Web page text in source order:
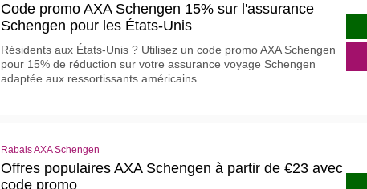
Code promo AXA Schengen 15% sur l'assurance
Schengen pour les États-Unis
Résidents aux États-Unis ? Utilisez un code promo AXA Schengen
pour 15% de réduction sur votre assurance voyage Schengen
adaptée aux ressortissants américains
Rabais AXA Schengen
Offres populaires AXA Schengen à partir de €23 avec
code promo